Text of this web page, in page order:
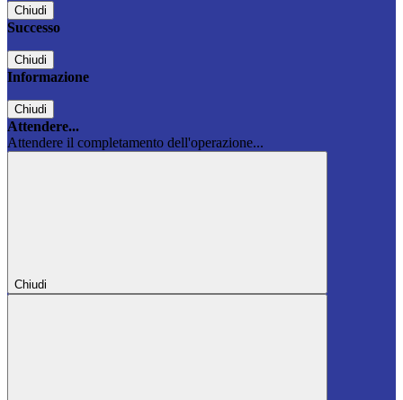
Chiudi
Successo
Chiudi
Informazione
Chiudi
Attendere...
Attendere il completamento dell'operazione...
Chiudi